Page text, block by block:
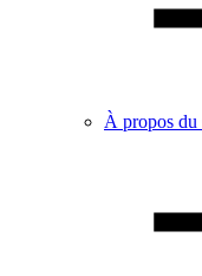
À propos